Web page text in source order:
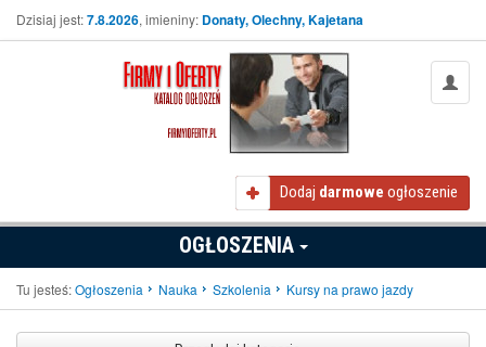
Dzisiaj jest:7.8.2026, imieniny: Donaty, Olechny, Kajetana
Dodaj darmowe ogłoszenie
OGŁOSZENIA
Tu jesteś:Ogłoszenia Nauka Szkolenia Kursy na prawo jazdy